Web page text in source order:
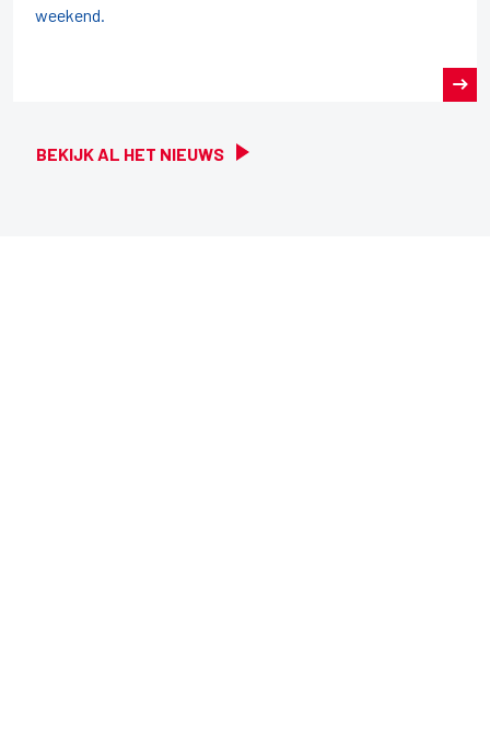
BEKIJK AL HET NIEUWS
weekend.